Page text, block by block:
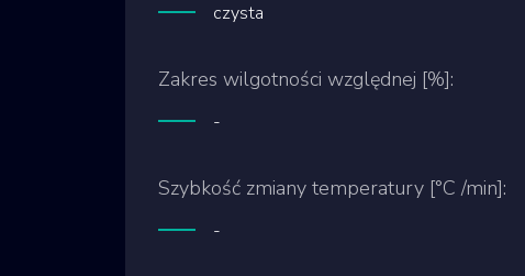
czysta
Zakres wilgotności względnej [%]:
-
Szybkość zmiany temperatury [°C /min]:
-